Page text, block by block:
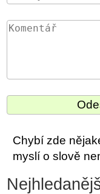
Chybí zde
myslí o slově